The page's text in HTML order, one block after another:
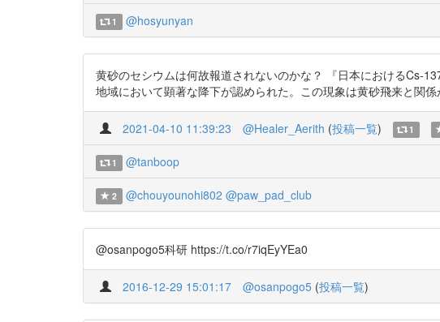
1 @hosyunyan
黄砂のセシウムは何故報道されないのかな？ 『日本におけるCs-
地域において顕著な降下が認められた。この現象は黄砂飛来と関
2021-04-10 11:39:23 @Healer_Aerith (投稿一覧) 1
1 @tanboop
2 @chouyounohi802 @paw_pad_club
@osanpogo5科研 https://t.co/r7iqEyYEa0
2016-12-29 15:01:17 @osanpogo5 (投稿一覧)